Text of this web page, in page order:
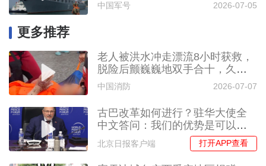
中国军号 2026-07-05
更多推荐
老人被洪水冲走漂流8小时获救，
脱险后颤巍巍地双手合十，久久
不愿放下
中国消防 2026-07-07
古巴改革如何进行？驻华大使全
中文答问：我们的优势是可以借
鉴中国经验
北京日报客户端 打开APP查看